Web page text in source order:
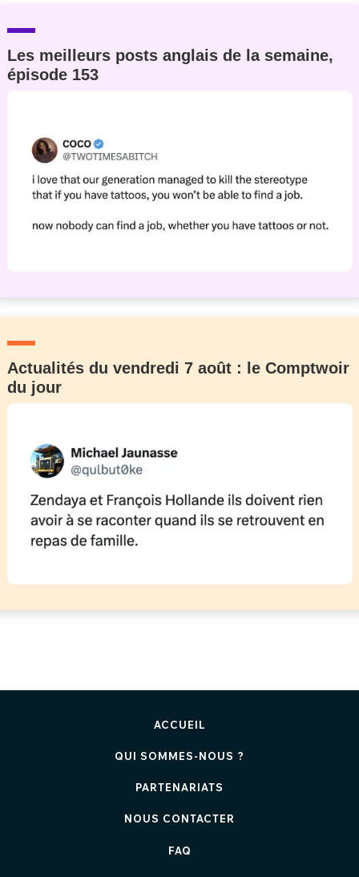
Les meilleurs posts anglais de la semaine,
épisode 153
Actualités du vendredi 7 août : le Comptwoir
du jour
ACCUEIL
QUI SOMMES-NOUS ?
PARTENARIATS
NOUS CONTACTER
FAQ